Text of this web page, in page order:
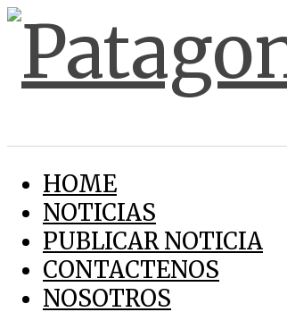
HOME
NOTICIAS
PUBLICAR NOTICIA
CONTACTENOS
NOSOTROS